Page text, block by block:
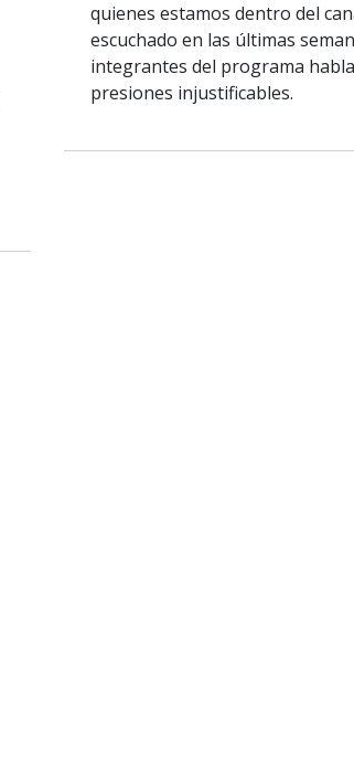
quienes estamos dentro del
escuchado en las últimas
integrantes del programa
presiones injustificables.